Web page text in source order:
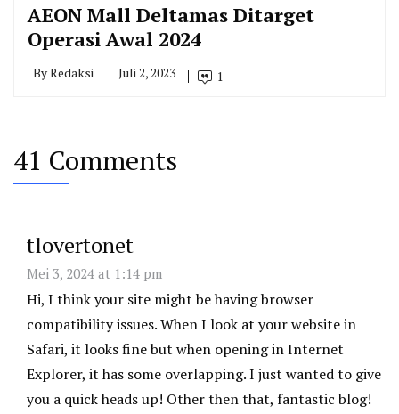
AEON Mall Deltamas Ditarget
Operasi Awal 2024
ByRedaksi Juli 2, 2023 1
41 Comments
tlovertonet
Mei 3, 2024 at 1:14 pm
Hi, I think your site might be having browser
compatibility issues. When I look at your website in
Safari, it looks fine but when opening in Internet
Explorer, it has some overlapping. I just wanted to give
you a quick heads up! Other then that, fantastic blog!